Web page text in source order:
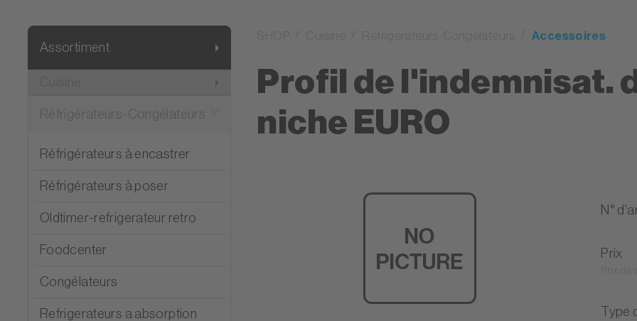
Assortiment
Réfrigérateurs-Congélateurs
Réfrigérateurs à encastrer
Réfrigérateurs à poser
Oldtimer-refrigerateur retro
Foodcenter
Congélateurs
Refrigerateurs a absorption
Accessoires
Profil de l'indemnisat.
niche EURO
N°
Prix
Type